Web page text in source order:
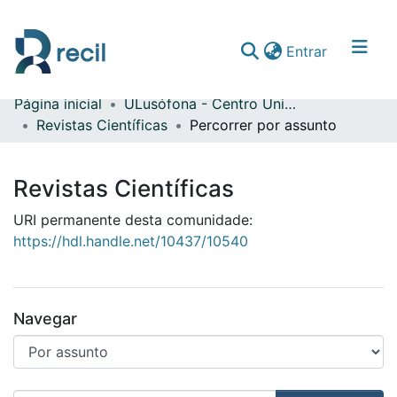
Entrar(current)
Comunidades & Coleções
Página inicial
ULusófona - Centro Universitário do Porto
Revistas Científicas
Percorrer por assunto
Revistas Científicas
URI permanente desta comunidade:
https://hdl.handle.net/10437/10540
Navegar